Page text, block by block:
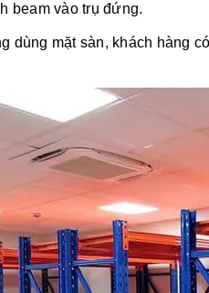
beam vào trụ đứng.
dùng mặt sàn, khách hàng